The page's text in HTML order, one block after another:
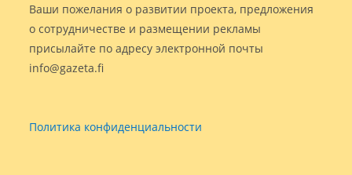
Ваши пожелания о развитии проекта, предложения
о сотрудничестве и размещении рекламы
присылайте по адресу электронной почты
info@gazeta.fi
Политика конфиденциальности